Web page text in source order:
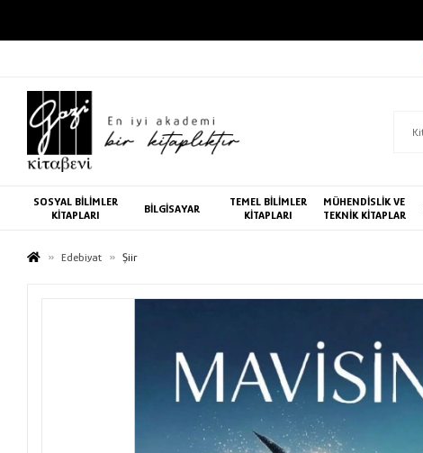
SOSYAL BİLİMLER
KİTAPLARI
BİLGİSAYAR
TEMEL BİLİMLER
KİTAPLARI
MÜHENDİSLİK VE
TEKNİK KİTAPLAR
Edebiyat Şiir